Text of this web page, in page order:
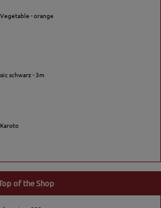
- orange
schwarz - 3m
of the Shop